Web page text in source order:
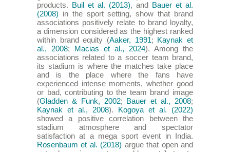
products. Buil et al. (2013), and Bauer et al.
(2008) in the sport setting, show that brand
associations positively relate to brand loyalty,
a dimension considered as the highest ranked
within brand equity (Aaker, 1991; Kaynak et
al., 2008; Macias et al., 2024). Among the
associations related to a soccer team brand,
its stadium is where the matches take place
and is the place where the fans have
experienced intense moments, whether good
or bad, contributing to the team brand image
(Gladden & Funk, 2002; Bauer et al., 2008;
Kaynak et al., 2008). Kogoya et al. (2022)
showed a positive correlation between the
stadium atmosphere and spectator
satisfaction at a mega sport event in India.
Rosenbaum et al. (2018) argue that open and